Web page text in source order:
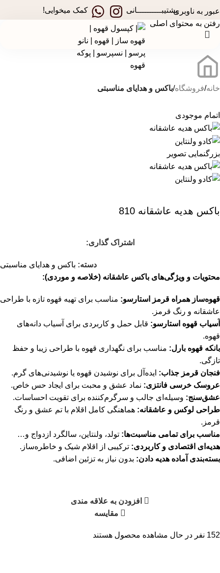
عبور به ناوبری
رفتن به محتوای اصلی
در جشنواره های تخفیفی استارسو ، قهوه ساز همراه هدیه ببر!
پشتیبــــــــــانی کمک میخوایی!
خانه فروشگاه باکس و هدایای مناسبتی
اتمام موجودی
بزرگنمایی تصویر
باکس هدیه عاشقانه 810
اشتراک گذاری:
دسته: باکس و هدایای مناسبتی
محتویات و ویژگی‌های باکس عاشقانه (خلاصه و موردی):
قهوه‌ساز همراه قرمز استارسو: مناسب برای تهیه قهوه تازه با طراحی
عاشقانه و رنگ قرمز.
آسیاب قهوه استارسو: قابل حمل و کاربردی برای آسیاب دانه‌های
قهوه.
بانکه قهوه بارل: مناسب برای نگهداری قهوه با طراحی زیبا و حفظ
تازگی.
فنجان قرمز جذاب: ایده‌آل برای نوشیدن قهوه یا نوشیدنی‌های گرم.
عروسک خرسی فانتزی: نماد عشق و محبت برای ایجاد حس خاص.
عشق‌سنج: وسیله‌ای جالب و سرگرم‌کننده برای تقویت احساسات.
طراحی لوکس و عاشقانه: هماهنگی کامل اقلام با تم عشق و رنگ
قرمز.
مناسب برای تمامی مناسبت‌ها: تولد، ولنتاین، سالگرد ازدواج و…
هدیه‌ای اقتصادی و کاربردی: ترکیبی از اقلام شیک و خاطره‌ساز.
بسته‌بندی آماده هدیه دادن: بدون نیاز به تزئین اضافی.
افزودن به علاقه مندی
مقایسه
152 نفر در حال مشاهده محصول هستند